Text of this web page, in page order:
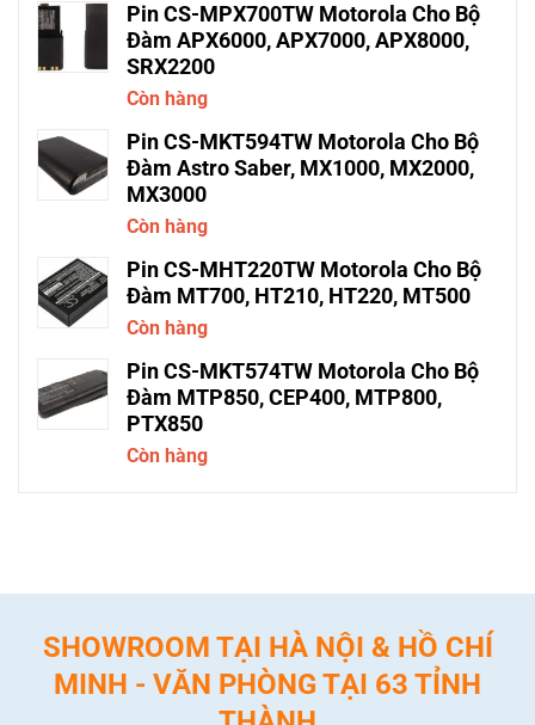
Pin CS-MPX700TW Motorola Cho Bộ
Đàm APX6000, APX7000, APX8000,
SRX2200
Còn hàng
Pin CS-MKT594TW Motorola Cho Bộ
Đàm Astro Saber, MX1000, MX2000,
MX3000
Còn hàng
Pin CS-MHT220TW Motorola Cho Bộ
Đàm MT700, HT210, HT220, MT500
Còn hàng
Pin CS-MKT574TW Motorola Cho Bộ
Đàm MTP850, CEP400, MTP800,
PTX850
Còn hàng
SHOWROOM TẠI HÀ NỘI & HỒ CHÍ
MINH - VĂN PHÒNG TẠI 63 TỈNH